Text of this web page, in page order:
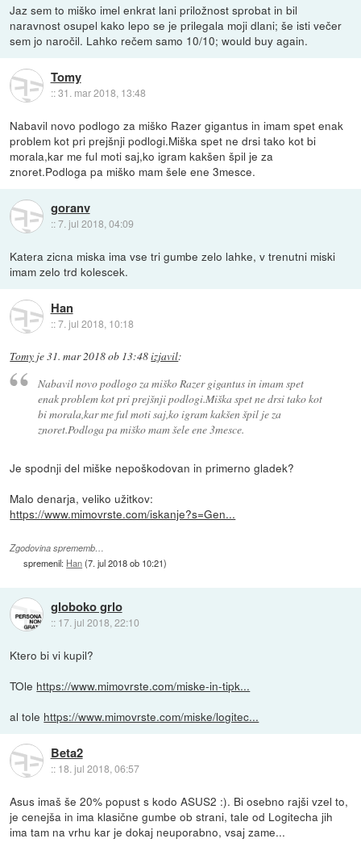
Jaz sem to miško imel enkrat lani priložnost sprobat in bil
naravnost osupel kako lepo se je prilegala moji dlani; še isti večer
sem jo naročil. Lahko rečem samo 10/10; would buy again.
Tomy
::31. mar 2018, 13:48
Nabavil novo podlogo za miško Razer gigantus in imam spet enak
problem kot pri prejšnji podlogi.Miška spet ne drsi tako kot bi
morala,kar me ful moti saj,ko igram kakšen špil je za
znoret.Podloga pa miško mam šele ene 3mesce.
goranv
::7. jul 2018, 04:09
Katera zicna miska ima vse tri gumbe zelo lahke, v trenutni miski
imam zelo trd kolescek.
Han
::7. jul 2018, 10:18
Tomy je31. mar 2018 ob 13:48izjavil:
Nabavil novo podlogo za miško Razer gigantus in imam spet
enak problem kot pri prejšnji podlogi.Miška spet ne drsi tako kot
bi morala,kar me ful moti saj,ko igram kakšen špil je za
znoret.Podloga pa miško mam šele ene 3mesce.
Je spodnji del miške nepoškodovan in primerno gladek?
Malo denarja, veliko užitkov:
https://www.mimovrste.com/iskanje?s=Gen...
Zgodovina sprememb…
spremenil: Han(7. jul 2018 ob 10:21)
globoko grlo
:: 17. jul 2018, 22:10
Ktero bi vi kupil?
TOle https://www.mimovrste.com/miske-in-tipk...
al tole https://www.mimovrste.com/miske/logitec...
Beta2
:: 18. jul 2018, 06:57
Asus imaš še 20% popust s kodo ASUS2 :). Bi osebno rajši vzel to,
je cenejša in ima klasične gumbe ob strani, tale od Logitecha jih
ima tam na vrhu kar je dokaj neuporabno, vsaj zame...